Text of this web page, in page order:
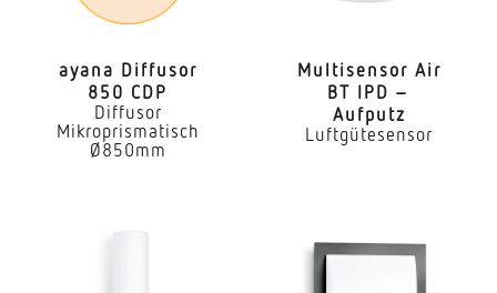
ayana Diffusor
850 CDP
Diffusor
Mikroprismatisch
Ø850mm
Multi­sensor Air
BT IPD –
Aufputz
Luftgütesensor